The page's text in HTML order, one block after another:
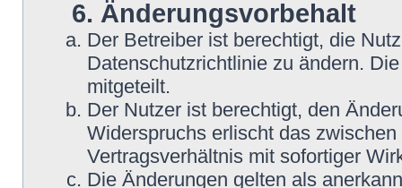
6. Änderungsvorbehalt
Der Betreiber ist berechtigt, die
Datenschutzrichtlinie zu ändern.
mitgeteilt.
Der Nutzer ist berechtigt, den
Widerspruchs erlischt das
Vertragsverhältnis mit sofortiger
Die Änderungen gelten als